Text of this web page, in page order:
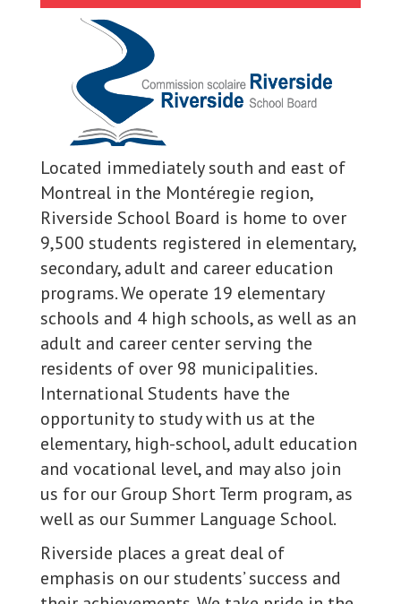
Located immediately south and east of
Montreal in the Montéregie region,
Riverside School Board is home to over
9,500 students registered in elementary,
secondary, adult and career education
programs. We operate 19 elementary
schools and 4 high schools, as well as an
adult and career center serving the
residents of over 98 municipalities.
International Students have the
opportunity to study with us at the
elementary, high-school, adult education
and vocational level, and may also join
us for our Group Short Term program, as
well as our Summer Language School.
Riverside places a great deal of
emphasis on our students’ success and